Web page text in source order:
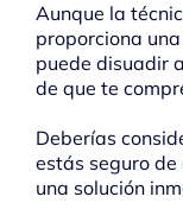
Aunque la
proporciona
puede disuadir
de que te
Deberías
estás seguro
una solución